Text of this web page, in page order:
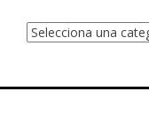
Selecciona